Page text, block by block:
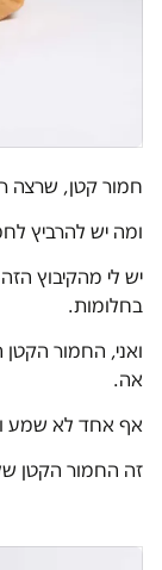
חמור קטן, שרצה
ומה יש להרביץ
יש לי מהקיבוץ
בחלומות.
ואני, החמור
אה.
אף אחד לא שמע
זה החמור הקטן